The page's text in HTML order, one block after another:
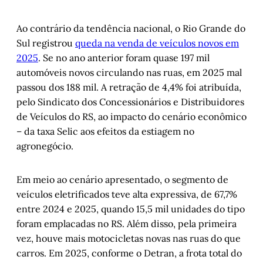
Ao contrário da tendência nacional, o Rio Grande do
Sul registrou queda na venda de veículos novos em
2025. Se no ano anterior foram quase 197 mil
automóveis novos circulando nas ruas, em 2025 mal
passou dos 188 mil. A retração de 4,4% foi atribuída,
pelo Sindicato dos Concessionários e Distribuidores
de Veículos do RS, ao impacto do cenário econômico
– da taxa Selic aos efeitos da estiagem no
agronegócio.
Em meio ao cenário apresentado, o segmento de
veículos eletrificados teve alta expressiva, de 67,7%
entre 2024 e 2025, quando 15,5 mil unidades do tipo
foram emplacadas no RS. Além disso, pela primeira
vez, houve mais motocicletas novas nas ruas do que
carros. Em 2025, conforme o Detran, a frota total do